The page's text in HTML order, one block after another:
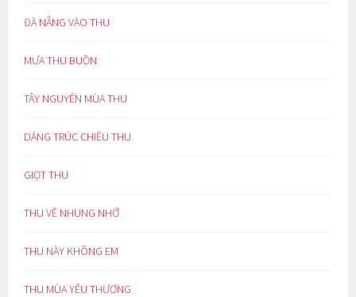
ĐÀ NẴNG VÀO THU
MƯA THU BUỒN
TÂY NGUYÊN MÙA THU
DÁNG TRÚC CHIỀU THU
GIỌT THU
THU VỀ NHUNG NHỚ
THU NÀY KHÔNG EM
THU MÙA YÊU THƯƠNG